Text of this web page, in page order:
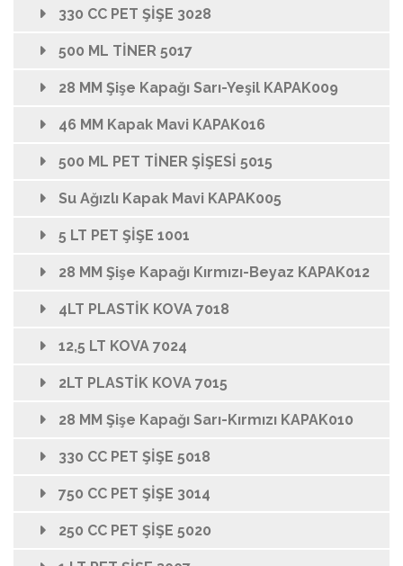
330 CC PET ŞİŞE 3028
500 ML TİNER 5017
28 MM Şişe Kapağı Sarı-Yeşil KAPAK009
46 MM Kapak Mavi KAPAK016
500 ML PET TİNER ŞİŞESİ 5015
Su Ağızlı Kapak Mavi KAPAK005
5 LT PET ŞİŞE 1001
28 MM Şişe Kapağı Kırmızı-Beyaz KAPAK012
4LT PLASTİK KOVA 7018
12,5 LT KOVA 7024
2LT PLASTİK KOVA 7015
28 MM Şişe Kapağı Sarı-Kırmızı KAPAK010
330 CC PET ŞİŞE 5018
750 CC PET ŞİŞE 3014
250 CC PET ŞİŞE 5020